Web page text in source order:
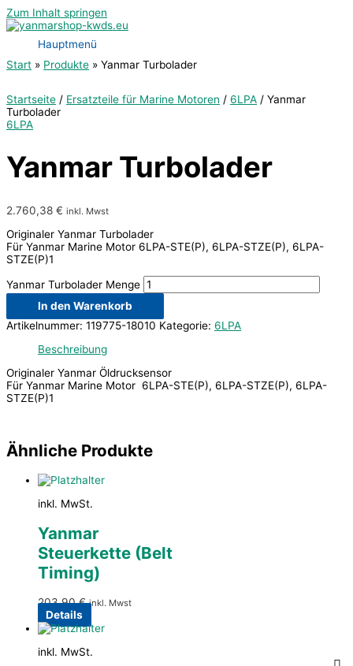
Zum Inhalt springen
Hauptmenü
Start
Produkte Yanmar Turbolader
Startseite / Ersatzteile für Marine Motoren / 6LPA / Yanmar
Turbolader
6LPA
Yanmar Turbolader
2.760,38 € inkl. Mwst
Originaler Yanmar Turbolader
Für Yanmar Marine Motor 6LPA-STE(P), 6LPA-STZE(P), 6LPA-
STZE(P)1
Yanmar Turbolader Menge
In den Warenkorb
Artikelnummer: 119775-18010 Kategorie: 6LPA
Beschreibung
Originaler Yanmar Öldrucksensor
Für Yanmar Marine Motor 6LPA-STE(P), 6LPA-STZE(P), 6LPA-
STZE(P)1
Ähnliche Produkte
inkl. MwSt.
Yanmar
Steuerkette (Belt
Timing)
203,90€ inkl. Mwst
Details
inkl. MwSt.